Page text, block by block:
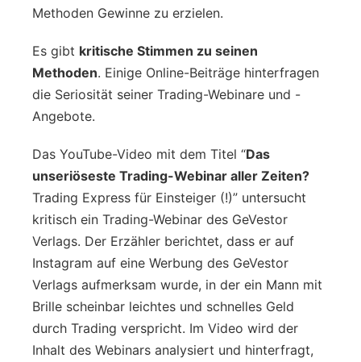
Methoden Gewinne zu erzielen.
Es gibt kritische Stimmen zu seinen
Methoden. Einige Online-Beiträge hinterfragen
die Seriosität seiner Trading-Webinare und -
Angebote.
Das YouTube-Video mit dem Titel “Das
unseriöseste Trading-Webinar aller Zeiten?
Trading Express für Einsteiger (!)” untersucht
kritisch ein Trading-Webinar des GeVestor
Verlags. Der Erzähler berichtet, dass er auf
Instagram auf eine Werbung des GeVestor
Verlags aufmerksam wurde, in der ein Mann mit
Brille scheinbar leichtes und schnelles Geld
durch Trading verspricht. Im Video wird der
Inhalt des Webinars analysiert und hinterfragt,